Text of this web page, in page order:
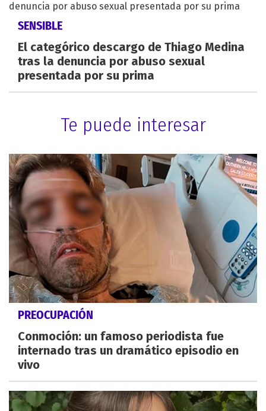
SENSIBLE
El categórico descargo de Thiago Medina
tras la denuncia por abuso sexual
presentada por su prima
Te puede interesar
PREOCUPACIÓN
Conmoción: un famoso periodista fue
internado tras un dramático episodio en
vivo